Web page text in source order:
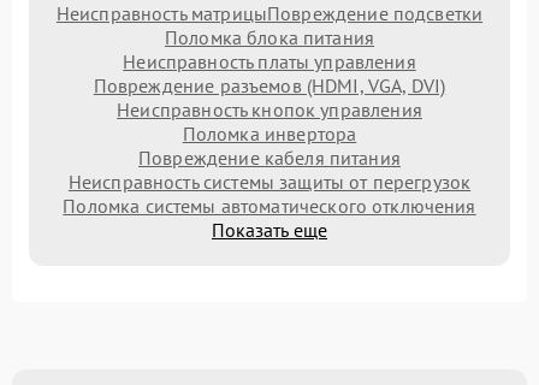
Неисправность матрицыПовреждение подсветки
Поломка блока питания
Неисправность платы управления
Повреждение разъемов (HDMI, VGA, DVI)
Неисправность кнопок управления
Поломка инвертора
Повреждение кабеля питания
Неисправность системы защиты от перегрузок
Поломка системы автоматического отключения
Показать еще